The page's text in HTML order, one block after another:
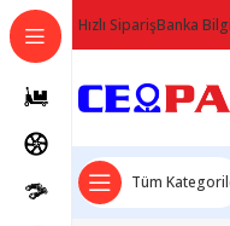
Hızlı SiparişBanka
Tüm